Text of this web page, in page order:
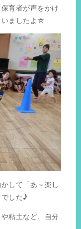
育者が声をかけ
いましたよ☆
して「あ～楽し
した♪
粘土など、自分